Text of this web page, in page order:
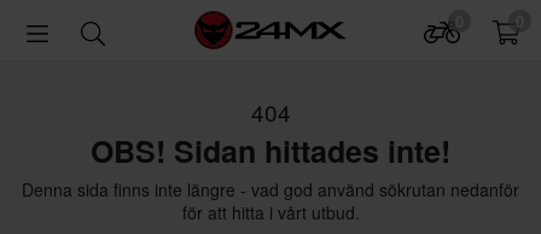
404
OBS! Sidan hittades inte!
Denna sida finns inte längre - vad god använd sökrutan nedanför
för att hitta i vårt utbud.